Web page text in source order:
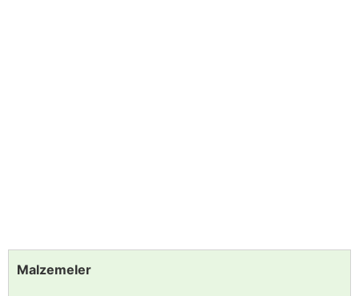
Malzemeler